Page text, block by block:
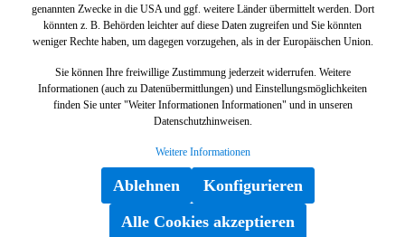
genannten Zwecke in die USA und ggf. weitere Länder übermittelt werden. Dort
könnten z. B. Behörden leichter auf diese Daten zugreifen und Sie könnten
weniger Rechte haben, um dagegen vorzugehen, als in der Europäischen Union.
Sie können Ihre freiwillige Zustimmung jederzeit widerrufen. Weitere
Informationen (auch zu Datenübermittlungen) und Einstellungsmöglichkeiten
finden Sie unter "Weiter Informationen Informationen" und in unseren
Datenschutzhinweisen.
Weitere Informationen
Ablehnen
Konfigurieren
Alle Cookies akzeptieren